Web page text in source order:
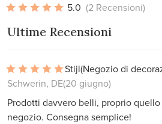
5.0 (2 Recensioni)
Ultime Recensioni
Stijl(Negozio di
Schwerin, DE(20 giugno)
Prodotti davvero belli, proprio
negozio. Consegna semplice!